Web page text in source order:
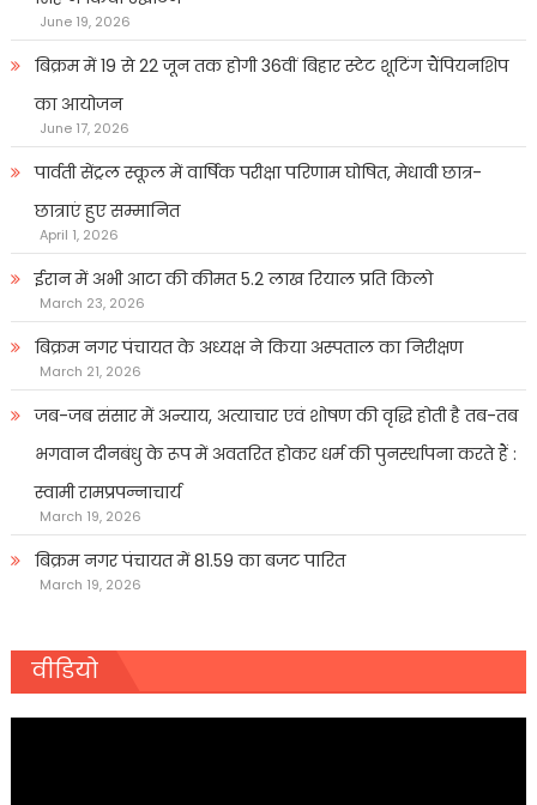
June 19, 2026
बिक्रम में 19 से 22 जून तक होगी 36वीं बिहार स्टेट शूटिंग चैंपियनशिप
का आयोजन
June 17, 2026
पार्वती सेंट्रल स्कूल में वार्षिक परीक्षा परिणाम घोषित, मेधावी छात्र-
छात्राएं हुए सम्मानित
April 1, 2026
ईरान में अभी आटा की कीमत 5.2 लाख रियाल प्रति किलो
March 23, 2026
बिक्रम नगर पंचायत के अध्यक्ष ने किया अस्पताल का निरीक्षण
March 21, 2026
जब-जब संसार में अन्याय, अत्याचार एवं शोषण की वृद्धि होती है तब-तब
भगवान दीनबंधु के रूप में अवतरित होकर धर्म की पुनर्स्थापना करते हैं :
स्वामी रामप्रपन्नाचार्य
March 19, 2026
बिक्रम नगर पंचायत में 81.59 का बजट पारित
March 19, 2026
वीडियो